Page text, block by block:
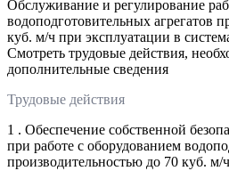
Обслуживание и регулирование
водоподготовительных агрегатов
куб. м/ч при эксплуатации в
Смотреть трудовые действия,
дополнительные сведения
Трудовые действия
1 . Обеспечение собственной
при работе с оборудованием
производительностью до 70 куб. м/ч